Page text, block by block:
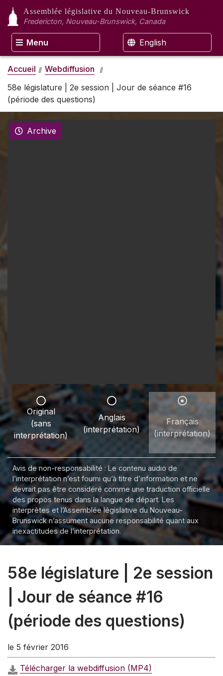
Assemblée législative du Nouveau-Brunswick
Fredericton, Nouveau-Brunswick, Canada
Menu English
Accueil
Webdiffusion
58e législature | 2e session | Jour de séance #16
(période des questions)
Archive
Original
(sans
interprétation)
Anglais
(interprétation)
Français
(interprétation)
Avis de non-responsabilité : Le contenu audio de
l’interprétation n’est fourni qu’à titre d’information et ne
devrait pas être considéré comme une traduction officielle
des propos tenus dans la langue de départ. Les
interprètes et l’Assemblée législative du Nouveau-
Brunswick n’assument aucune responsabilité quant aux
inexactitudes de l’interprétation.
58e législature | 2e session
| Jour de séance #16
(période des questions)
le 5 février 2016
Télécharger la webdiffusion (MP4)